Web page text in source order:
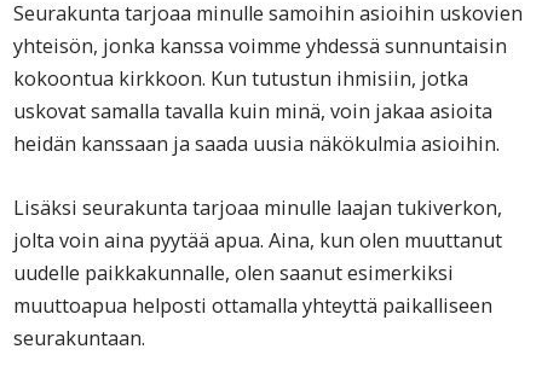
Seurakunta tarjoaa minulle samoihin asioihin uskovien
yhteisön, jonka kanssa voimme yhdessä sunnuntaisin
kokoontua kirkkoon. Kun tutustun ihmisiin, jotka
uskovat samalla tavalla kuin minä, voin jakaa asioita
heidän kanssaan ja saada uusia näkökulmia asioihin.
Lisäksi seurakunta tarjoaa minulle laajan tukiverkon,
jolta voin aina pyytää apua. Aina, kun olen muuttanut
uudelle paikkakunnalle, olen saanut esimerkiksi
muuttoapua helposti ottamalla yhteyttä paikalliseen
seurakuntaan.